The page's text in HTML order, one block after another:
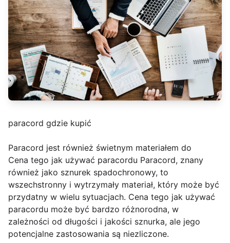
paracord gdzie kupić
Paracord jest również świetnym materiałem do
Cena tego jak używać paracordu Paracord, znany
również jako sznurek spadochronowy, to
wszechstronny i wytrzymały materiał, który może być
przydatny w wielu sytuacjach. Cena tego jak używać
paracordu może być bardzo różnorodna, w
zależności od długości i jakości sznurka, ale jego
potencjalne zastosowania są niezliczone.